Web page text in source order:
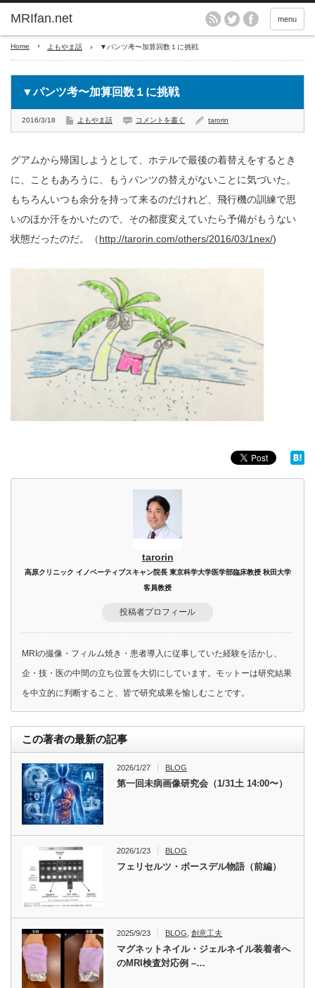
MRIfan.net menu
Home よもやま話 ▼パンツ考〜加算回数１に挑戦
▼パンツ考〜加算回数１に挑戦
2016/3/18 よもやま話 コメントを書く tarorin
グアムから帰国しようとして、ホテルで最後の着替えをするとき
に、こともあろうに、もうパンツの替えがないことに気づいた。
もちろんいつも余分を持って来るのだけれど、飛行機の訓練で思
いのほか汗をかいたので、その都度変えていたら予備がもうない
状態だったのだ。（http://tarorin.com/others/2016/03/1nex/)
tarorin
高原クリニック イノベーティブスキャン院長 東京科学大学医学部臨床教授 秋田大学
客員教授
投稿者プロフィール
MRIの撮像・フィルム焼き・患者導入に従事していた経験を活かし、
企・技・医の中間の立ち位置を大切にしています。モットーは研究結果
を中立的に判断すること、皆で研究成果を愉しむことです。
この著者の最新の記事
2026/1/27 BLOG
第一回未病画像研究会（1/31土 14:00〜）
2026/1/23 BLOG
フェリセルツ・ボースデル物語（前編）
2025/9/23 BLOG ,創意工夫
マグネットネイル・ジェルネイル装着者へ
のMRI検査対応例 –…